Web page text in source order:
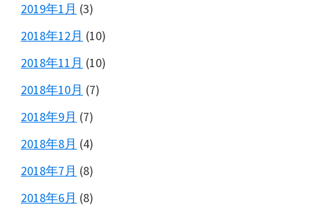
2019年1月 (3)
2018年12月 (10)
2018年11月 (10)
2018年10月 (7)
2018年9月 (7)
2018年8月 (4)
2018年7月 (8)
2018年6月 (8)